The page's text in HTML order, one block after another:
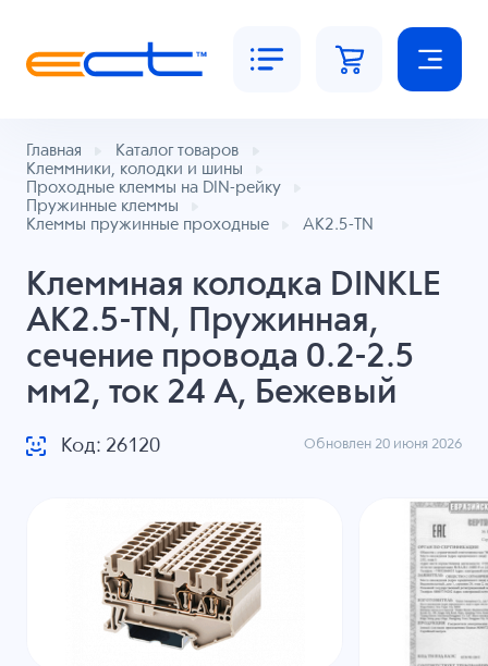
Главная
Каталог товаров
Клеммники, колодки и шины
Проходные клеммы на DIN-рейку
Пружинные клеммы
Клеммы пружинные проходные
AK2.5-TN
Клеммная колодка DINKLE
AK2.5-TN, Пружинная,
сечение провода 0.2-2.5
мм2, ток 24 A, Бежевый
Код: 26120 Обновлен 20 июня 2026